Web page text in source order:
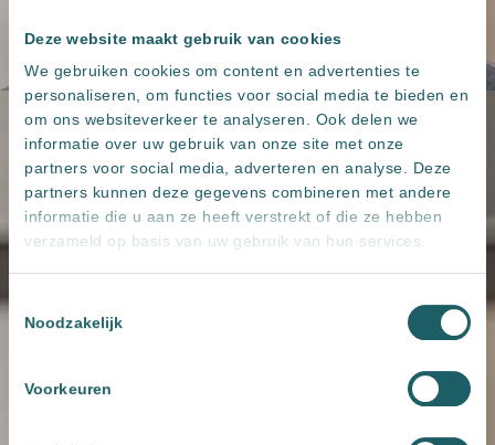
Deze website maakt gebruik van cookies
We gebruiken cookies om content en advertenties te
personaliseren, om functies voor social media te bieden en
om ons websiteverkeer te analyseren. Ook delen we
informatie over uw gebruik van onze site met onze
partners voor social media, adverteren en analyse. Deze
partners kunnen deze gegevens combineren met andere
informatie die u aan ze heeft verstrekt of die ze hebben
verzameld op basis van uw gebruik van hun services.
Toestemmingsselectie
Noodzakelijk
Voorkeuren